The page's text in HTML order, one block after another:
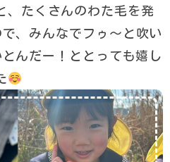
、たくさんのわた毛を発
、みんなでフゥ〜と吹い
んだー！ととっても嬉し